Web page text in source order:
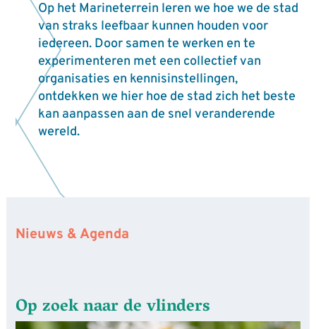
Op het Marineterrein leren we hoe we de stad
van straks leefbaar kunnen houden voor
iedereen. Door samen te werken en te
experimenteren met een collectief van
organisaties en kennisinstellingen,
ontdekken we hier hoe de stad zich het beste
kan aanpassen aan de snel veranderende
wereld.
Nieuws & Agenda
Op zoek naar de vlinders